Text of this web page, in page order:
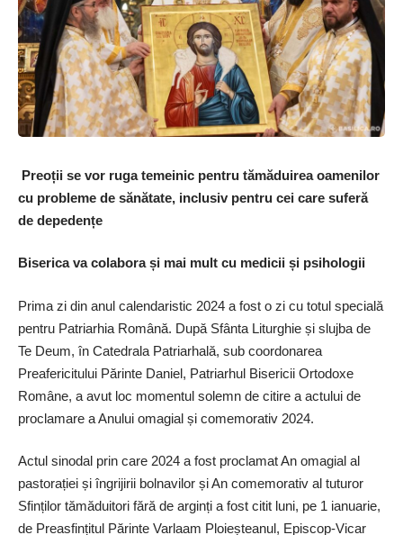
Preoții se vor ruga temeinic pentru tămăduirea oamenilor
cu probleme de sănătate, inclusiv pentru cei care suferă
de depedențe
Biserica va colabora și mai mult cu medicii și psihologii
Prima zi din anul calendaristic 2024 a fost o zi cu totul specială
pentru Patriarhia Română. După Sfânta Liturghie și slujba de
Te Deum, în Catedrala Patriarhală, sub coordonarea
Preafericitului Părinte Daniel, Patriarhul Bisericii Ortodoxe
Române, a avut loc momentul solemn de citire a actului de
proclamare a Anului omagial și comemorativ 2024.
Actul sinodal prin care 2024 a fost proclamat An omagial al
pastorației și îngrijirii bolnavilor și An comemorativ al tuturor
Sfinților tămăduitori fără de arginți a fost citit luni, pe 1 ianuarie,
de Preasfințitul Părinte Varlaam Ploieșteanul, Epis­cop-Vicar